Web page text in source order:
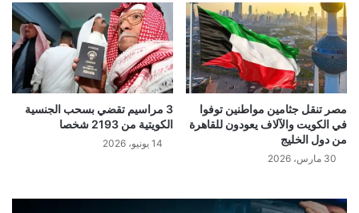
مصر تنقل جثامين مواطنين توفوا
في الكويت والآلاف يعودون للقاهرة
من دول الخليج
30 مارس، 2026
3 مراسيم تقضي بسحب الجنسية
الكويتية من 2193 شخصا
14 يونيو، 2026